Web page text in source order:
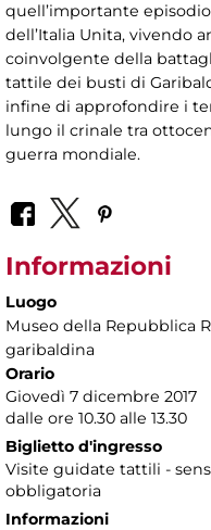
quell’importante
dell’Italia Unita, vivendo
coinvolgente della
tattile dei busti di
infine di approfondire i
lungo il crinale tra
guerra mondiale.
Informazioni
Luogo
Museo della Repubblica
garibaldina
Orario
Giovedì 7 dicembre 2017
dalle ore 10.30 alle 13.30
Biglietto d'ingresso
Visite guidate tattili -
obbligatoria
Informazioni